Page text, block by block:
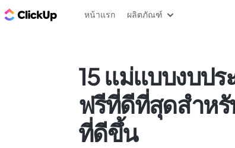
บล็อก ClickUp
หน้าแรก ผลิตภัณฑ์
15 แม่แบบงบป
ฟรีที่ดีที่สุดสำหรั
ที่ดีขึ้น